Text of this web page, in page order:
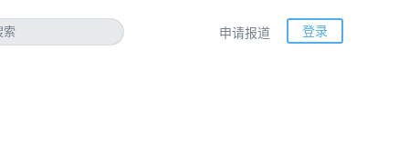
申请报道 登录